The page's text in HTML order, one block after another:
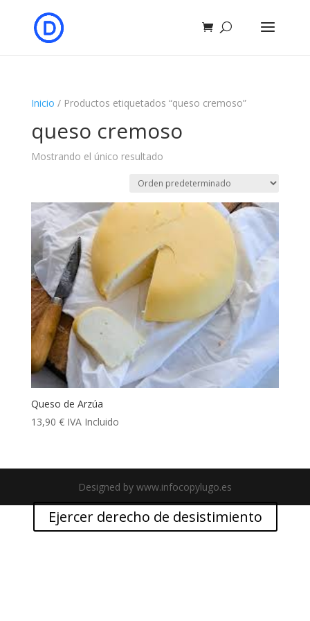
Inicio / Productos etiquetados “queso cremoso”
queso cremoso
Mostrando el único resultado
Queso de Arzúa
13,90 € IVA Incluido
Designed by www.infocopylugo.es
Ejercer derecho de desistimiento